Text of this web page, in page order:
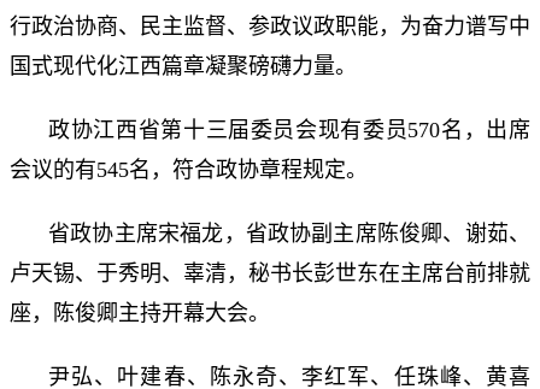
行政治协商、民主监督、参政议政职能，为奋力谱写中
国式现代化江西篇章凝聚磅礴力量。
政协江西省第十三届委员会现有委员570名，出席
会议的有545名，符合政协章程规定。
省政协主席宋福龙，省政协副主席陈俊卿、谢茹、
卢天锡、于秀明、辜清，秘书长彭世东在主席台前排就
座，陈俊卿主持开幕大会。
尹弘、叶建春、陈永奇、李红军、任珠峰、黄喜